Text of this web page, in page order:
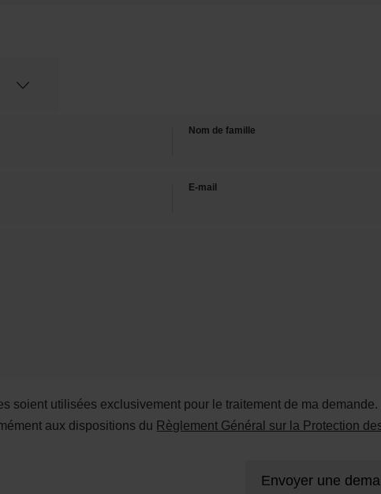
Nom de famille
E-mail
soient utilisées exclusivement pour le traitement de ma demande.
aux dispositions du Règlement Général sur la Protection
Envoyer une